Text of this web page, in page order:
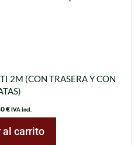
2M (CON TRASERA Y CON
€ IVA incl.
al carrito